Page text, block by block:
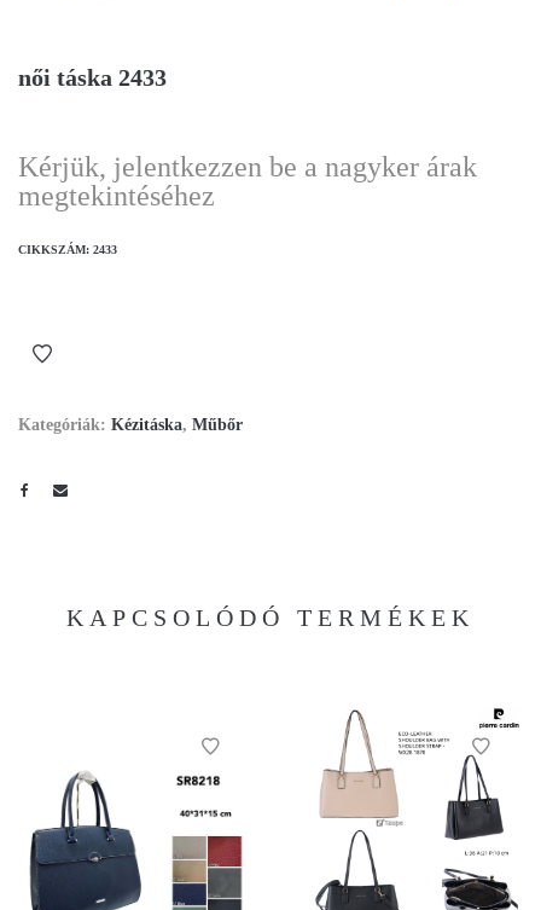
női táska 2433
Kérjük, jelentkezzen be a nagyker árak
megtekintéséhez
CIKKSZÁM: 2433
Kategóriák: Kézitáska, Műbőr
KAPCSOLÓDÓ TERMÉKEK